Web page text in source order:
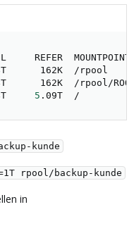
MOUNTPOINT
162K  /rpool
162K  /rpool/
5 .09T  /
kunde
rpool/backup-kunde
in